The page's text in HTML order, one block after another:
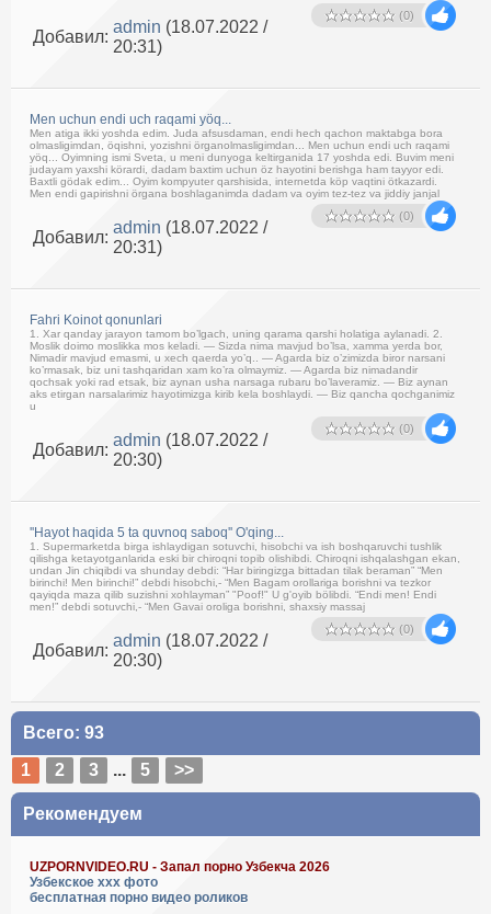
(0)
Добавил:
admin (18.07.2022 /
20:31)
Men uchun endi uch raqami yöq...
Men atiga ikki yoshda edim. Juda afsusdaman, endi hech qachon maktabga bora
olmasligimdan, öqishni, yozishni örganolmasligimdan... Men uchun endi uch raqami
yöq... Oyimning ismi Sveta, u meni dunyoga keltirganida 17 yoshda edi. Buvim meni
judayam yaxshi körardi, dadam baxtim uchun öz hayotini berishga ham tayyor edi.
Baxtli gödak edim... Oyim kompyuter qarshisida, internetda köp vaqtini ötkazardi.
Men endi gapirishni örgana boshlaganimda dadam va oyim tez-tez va jiddiy janjal
(0)
Добавил:
admin (18.07.2022 /
20:31)
Fahri Koinot qonunlari
1. Xar qanday jarayon tamom bo’lgach, uning qarama qarshi holatiga aylanadi. 2.
Moslik doimo moslikka mos keladi. — Sizda nima mavjud bo’lsa, xamma yerda bor,
Nimadir mavjud emasmi, u xech qaerda yo’q.. — Agarda biz o’zimizda biror narsani
ko’rmasak, biz uni tashqaridan xam ko’ra olmaymiz. — Agarda biz nimadandir
qochsak yoki rad etsak, biz aynan usha narsaga rubaru bo’laveramiz. — Biz aynan
aks etirgan narsalarimiz hayotimizga kirib kela boshlaydi. — Biz qancha qochganimiz
u
(0)
Добавил:
admin (18.07.2022 /
20:30)
''Hayot haqida 5 ta quvnoq saboq'' O'qing...
1. Supermarketda birga ishlaydigan sotuvchi, hisobchi va ish boshqaruvchi tushlik
qilishga ketayotganlarida eski bir chiroqni topib olishibdi. Chiroqni ishqalashgan ekan,
undan Jin chiqibdi va shunday debdi: “Har biringizga bittadan tilak beraman” “Men
birinchi! Men birinchi!” debdi hisobchi,- “Men Bagam orollariga borishni va tezkor
qayiqda maza qilib suzishni xohlayman” "Poof!" U g'oyib bölibdi. “Endi men! Endi
men!” debdi sotuvchi,- “Men Gavai oroliga borishni, shaxsiy massaj
(0)
Добавил:
admin (18.07.2022 /
20:30)
Всего: 93
1
2 3 ... 5 >>
Рекомендуем
UZPORNVIDEO.RU - Запал порно Узбекча 2026
Узбекское ххх фото
бесплатная порно видео роликов